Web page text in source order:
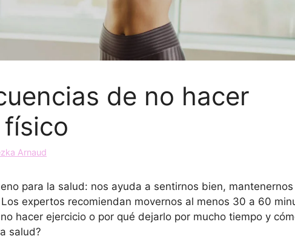
de no hacer
Arnaud
para la salud: nos ayuda a sentirnos bien,
expertos recomiendan movernos al menos 30 a 60
hacer ejercicio o por qué dejarlo por mucho tiempo y
salud?